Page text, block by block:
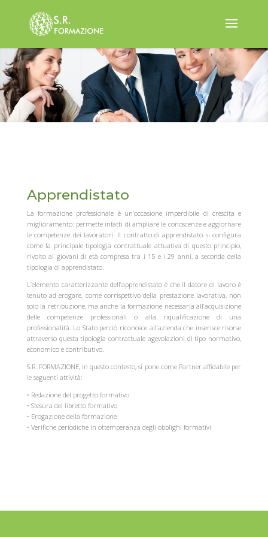
Apprendistato
La formazione professionale è un’occasione imperdibile di crescita e
miglioramento: permette infatti di ampliare le conoscenze e aggiornare
le competenze dei lavoratori. Il contratto di apprendistato si configura
come la principale tipologia contrattuale attuativa di questo principio,
rivolto ai giovani di età compresa tra i 15 e i 29 anni, a seconda della
tipologia di apprendistato.
L’elemento caratterizzante dell’apprendistato è che il datore di lavoro è
tenuto ad erogare, come corrispettivo della prestazione lavorativa, non
solo la retribuzione, ma anche la formazione necessaria all’acquisizione
delle competenze professionali o alla riqualificazione di una
professionalità. Lo Stato perciò riconosce all’azienda che inserisce risorse
attraverso questa tipologia contrattuale agevolazioni di tipo normativo,
economico e contributivo.
S.R. FORMAZIONE, in questo contesto, si pone come Partner affidabile per
le seguenti attività:
• Redazione del progetto formativo
• Stesura del libretto formativo
• Erogazione della formazione
• Verifiche periodiche in ottemperanza degli obblighi formativi